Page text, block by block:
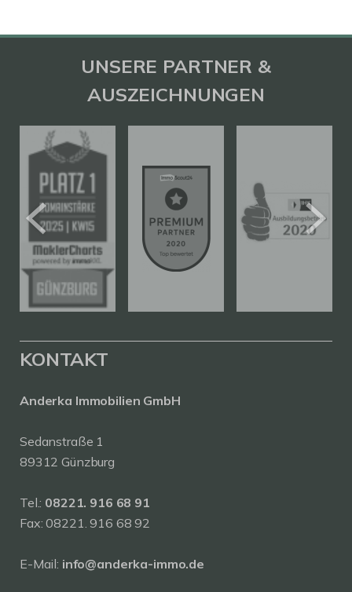
UNSERE PARTNER &
AUSZEICHNUNGEN
KONTAKT
Anderka Immobilien GmbH
Sedanstraße 1
89312 Günzburg
Tel.: 08221. 916 68 91
Fax: 08221. 916 68 92
E-Mail: info@anderka-immo.de